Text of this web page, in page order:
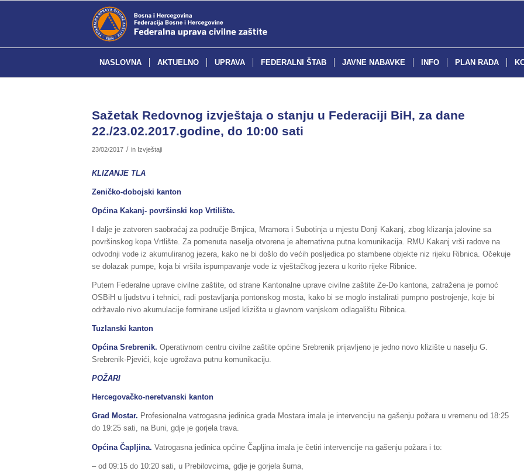
NASLOVNA AKTUELNO UPRAVA FEDERALNI ŠTAB JAVNE NABAVKE INFO PLAN RADA
Sažetak Redovnog izvještaja o stanju u Federaciji BiH, za dane
22./23.02.2017.godine, do 10:00 sati
23/02/2017 / in Izvještaji
KLIZANJE TLA
Zeničko-dobojski kanton
Općina Kakanj- površinski kop Vrtilište.
I dalje je zatvoren saobraćaj za područje Brnjica, Mramora i Subotinja u mjestu Donji Kakanj, zbog klizanja jalovine sa
površinskog kopa Vrtlište. Za pomenuta naselja otvorena je alternativna putna komunikacija. RMU Kakanj vrši radove na
odvodnji vode iz akumuliranog jezera, kako ne bi došlo do većih posljedica po stambene objekte niz rijeku Ribnica. Očekuje
se dolazak pumpe, koja bi vršila ispumpavanje vode iz vještačkog jezera u korito rijeke Ribnice.
Putem Federalne uprave civilne zaštite, od strane Kantonalne uprave civilne zaštite Ze-Do kantona, zatražena je pomoć
OSBiH u ljudstvu i tehnici, radi postavljanja pontonskog mosta, kako bi se moglo instalirati pumpno postrojenje, koje bi
održavalo nivo akumulacije formirane usljed klizišta u glavnom vanjskom odlagalištu Ribnica.
Tuzlanski kanton
Općina Srebrenik. Operativnom centru civilne zaštite općine Srebrenik prijavljeno je jedno novo klizište u naselju G.
Srebrenik-Pjevići, koje ugrožava putnu komunikaciju.
POŽARI
Hercegovačko-neretvanski kanton
Grad Mostar. Profesionalna vatrogasna jedinica grada Mostara imala je intervenciju na gašenju požara u vremenu od 18:25
do 19:25 sati, na Buni, gdje je gorjela trava.
Općina Čapljina. Vatrogasna jedinica općine Čapljina imala je četiri intervencije na gašenju požara i to:
– od 09:15 do 10:20 sati, u Prebilovcima, gdje je gorjela šuma,